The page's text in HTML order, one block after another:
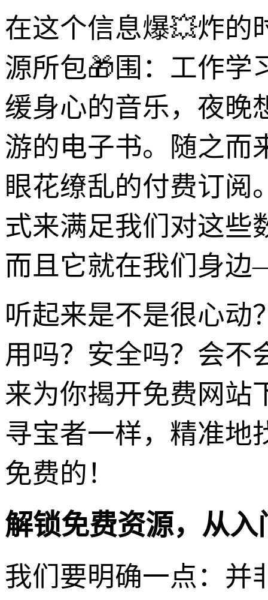
在这个信息爆💥炸的
源所包🎁围：工作学
缓身心的音乐，夜晚
游的电子书。随之而
眼花缭乱的付费订阅
式来满足我们对这些
而且它就在我们身
听起来是不是很心动
用吗？安全吗？会不
来为你揭开免费网站
寻宝者一样，精准地
免费的！
解锁免费资源，从入
我们要明确一点：并